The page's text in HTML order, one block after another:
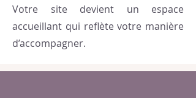
Votre site devient un espace
accueillant qui reflète votre manière
d’accompagner.